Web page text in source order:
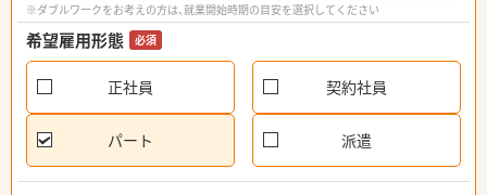
※ダブルワークをお考えの方は、就業開始時期の目安を選択してください
希望雇用形態 必須
正社員 契約社員
パート 派遣